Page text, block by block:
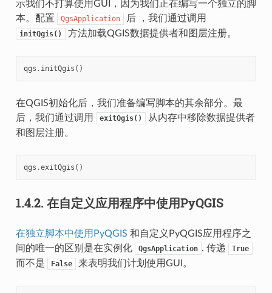
示我们不打算使用GUI，因为我们正在编写一个独立的脚
本。配置
QgsApplication 后 ，我们通过调用
initQgis() 方法加载QGIS数据提供者和图层注册。
qgs . initQgis ()
在QGIS初始化后，我们准备编写脚本的其余部分。最
后，我们通过调用
exitQgis()
从内存中移除数据提供者
和图层注册。
qgs .exitQgis ()
1.4.2. 在自定义应用程序中使用PyQGIS
在独立脚本中使用PyQGIS 和自定义PyQGIS应用程序之
间的唯一的区别是在实例化
QgsApplication . 传递 True
而不是 False 来表明我们计划使用GUI。